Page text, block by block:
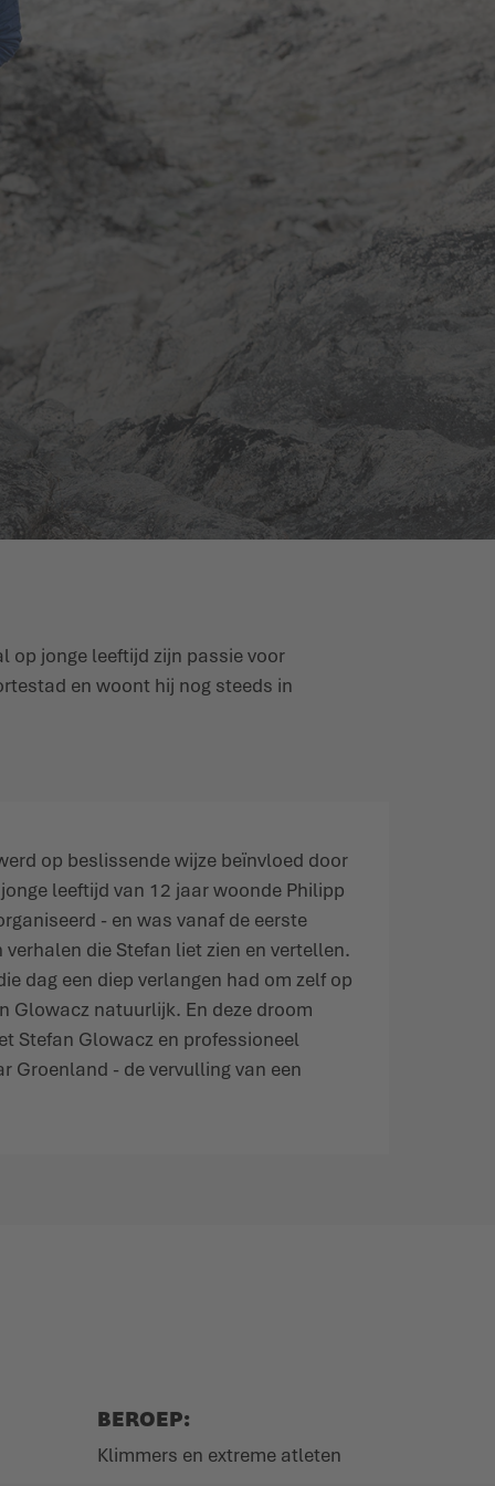
op jonge leeftijd zijn passie voor
en woont hij nog steeds in
op beslissende wijze beïnvloed door
leeftijd van 12 jaar woonde Philipp
- en was vanaf de eerste
die Stefan liet zien en vertellen.
dag een diep verlangen had om zelf op
Glowacz natuurlijk. En deze droom
Stefan Glowacz en professioneel
Groenland - de vervulling van een
BEROEP:
Klimmers en extreme atleten